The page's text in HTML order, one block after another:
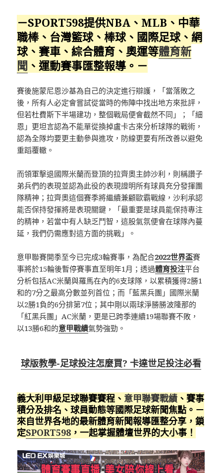
－SPORT598提供NBA、MLB、中華
職棒、台灣籃球、棒球、國際足球、網
球、賽車、綜合體育、奧運等體育新
聞 、運動賽事匯整報導。－
賽後施蒙尼恩沙基為自己的決定進行辯護，「當落敗之
後，所有人必定會嘗試從當時的佈陣中找出地方來批評，
但若杜費斯下半場建功，整個戰局便會截然不同」；「細
恩」更坦言認為不能單從換掉盧卡古來分析球隊的戰術，
認為全隊均要更主動參與進攻，防線更要有所改善以避免
重蹈覆轍。
而領軍擊退國際米蘭而登頂的拉齊奧主帥沙利，則稱讚子
弟兵們的表現並認為此役的表現證明所有球員充分發揮團
隊精神；拉齊奧這個賽季將繼續兼顧歐霸戰線，沙利承認
能否保持發揮將是表現關鍵，「最重要是球員能保持專注
的精神，若當中有人缺乏鬥智，這股氣氛便會在球隊內蔓
延，我們仍需應對這方面的挑戰」。
意甲聯賽開季至今已完成3輪賽事，為配合2022世界盃賽
事將於15輪後暫停賽事直至明年1月；透過體育投注平台
分析包括AC米蘭與羅馬在內的6支球隊，以累積獲得2勝1
和的7分之最高分數並列首位；而「藍黑兵團」國際米蘭
以2勝1負的6分排第7位；其中剛以兩球淨勝勝波隆那的
「紅黑兵團」AC米蘭，更是已跨季連續19場聯賽不敗，
以13勝6和的意甲戰績氣勢強勁。
球版教學-足球投注怎麼買? 卡達世足投注必看
義大利甲級足球聯賽賽程、 意甲聯賽戰績 、賽事
積分及排名、球員動態等國際足球新聞焦點。－
來自世界各地的最新體育新聞報導匯整分享，鎖
定SPORT598 ，一起掌握體壇世界的大小事！